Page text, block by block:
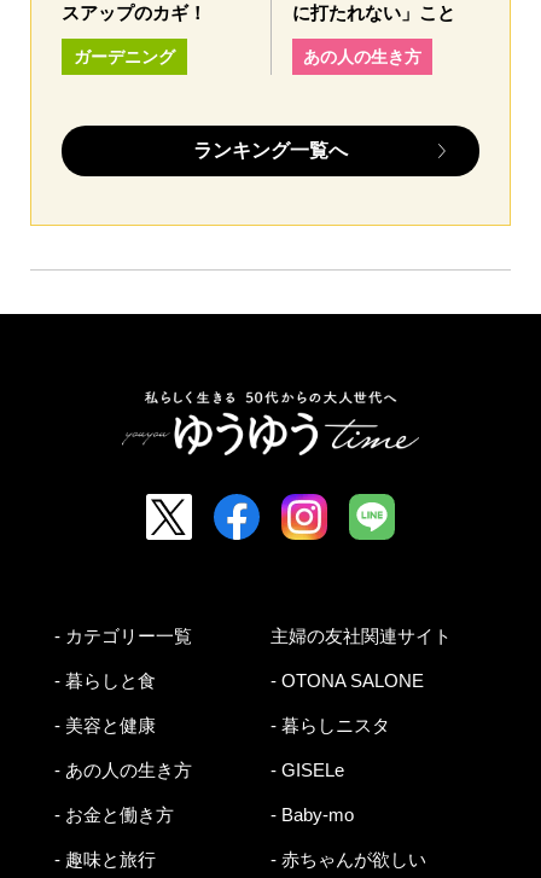
スアップのカギ！
ガーデニング
に打たれない」こと
あの人の生き方
ランキング一覧へ
- カテゴリー一覧
- 暮らしと食
- 美容と健康
- あの人の生き方
- お金と働き方
- 趣味と旅行
主婦の友社関連サイト
- OTONA SALONE
- 暮らしニスタ
- GISELe
- Baby-mo
- 赤ちゃんが欲しい